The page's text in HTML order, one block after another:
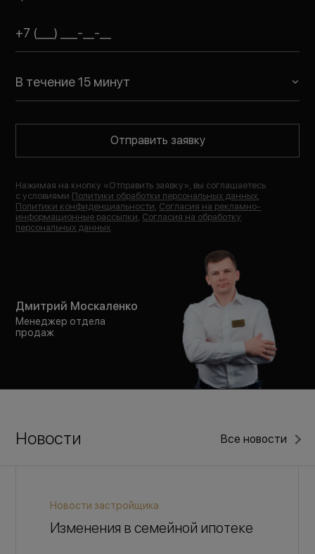
В течение 15 минут
Отправить заявку
Нажимая на кнопку «Отправить заявку», вы соглашаетесь
с условиями Политики обработки персональных данных
Политики конфиденциальности Согласия на рекламно-
информационные рассылки Согласия на обработку
персональных данных
Дмитрий Москаленко
Менеджер отдела
продаж
Новости Все новости
Новости застройщика
Изменения в семейной ипотеке